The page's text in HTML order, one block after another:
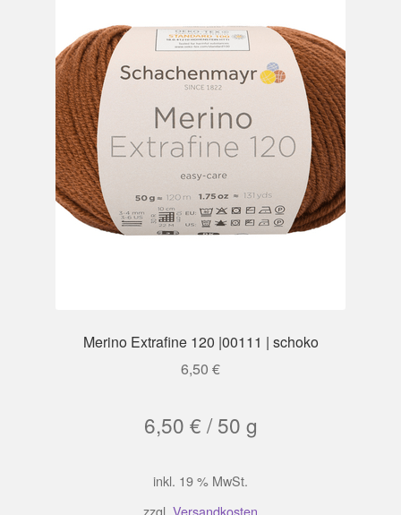
Merino Extrafine 120 |00111 | schoko
6,50 €
6,50 € /50 g
inkl. 19 % MwSt.
zzgl. Versandkosten